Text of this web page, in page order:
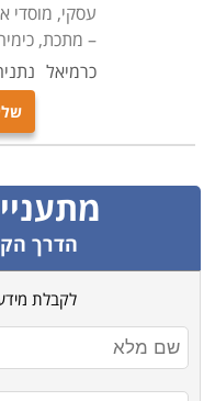
עסקי, מוסדי
– מתכת,
כרמיאל
הדרך
לקבלת